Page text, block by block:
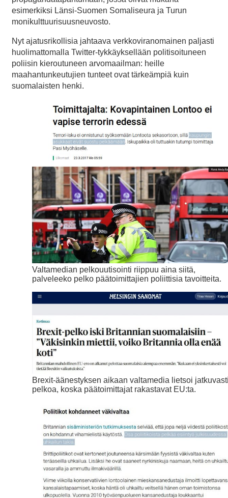
esimerkiksi Länsi-Suomen Somaliseura ja Turun
monikulttuurisuusneuvosto.
Nyt ajatusrikollisia jahtaava verkkoviranomainen paljasti
huolimattomalla Twitter-tykkäyksellään politisoituneen
poliisin kieroutuneen arvomaailman: heille
maahantunkeutujien tunteet ovat tärkeämpiä kuin
suomalaisten henki.
Valtamedian pelkouutisointi riippuu aina siitä,
palveleeko pelko päätoimittajien poliittisia tavoitteita.
Brexit-äänestyksen aikaan valtamedia lietsoi
pelkoa, koska päätoimittajat rakastavat EU:ta.